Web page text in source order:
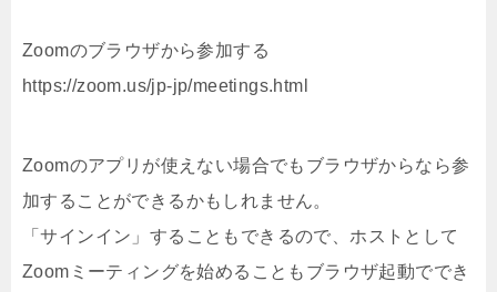
Zoomのブラウザから参加する
https://zoom.us/jp-jp/meetings.html
Zoomのアプリが使えない場合でもブラウザからなら参
加することができるかもしれません。
「サインイン」することもできるので、ホストとして
Zoomミーティングを始めることもブラウザ起動ででき